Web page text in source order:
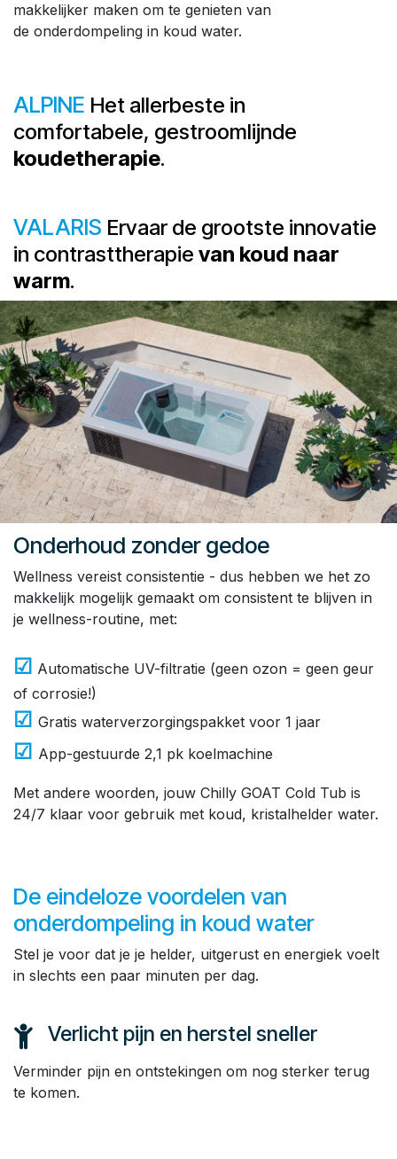
makkelijker maken om te genieten van
de onderdompeling in koud water.
ALPINE Het allerbeste in
comfortabele, gestroomlijnde
koudetherapie.
VALARIS Ervaar de grootste innovatie
in contrasttherapie van koud naar
warm.
Onderhoud zonder gedoe
Wellness vereist consistentie - dus hebben we het zo
makkelijk mogelijk gemaakt om consistent te blijven in
je wellness-routine, met:
☑︎ Automatische UV-filtratie (geen ozon = geen geur
of corrosie!)
☑︎ Gratis waterverzorgingspakket voor 1 jaar
☑︎ App-gestuurde 2,1 pk koelmachine
Met andere woorden, jouw Chilly GOAT Cold Tub is
24/7 klaar voor gebruik met koud, kristalhelder water.
De eindeloze voordelen van
onderdompeling in koud water
Stel je voor dat je je helder, uitgerust en energiek voelt
in slechts een paar minuten per dag.
Verlicht pijn en herstel sneller
Verminder pijn en ontstekingen om nog sterker terug
te komen.